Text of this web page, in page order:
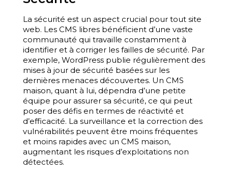
La sécurité est un aspect crucial pour tout site
web. Les CMS libres bénéficient d’une vaste
communauté qui travaille constamment à
identifier et à corriger les failles de sécurité. Par
exemple, WordPress publie régulièrement des
mises à jour de sécurité basées sur les
dernières menaces découvertes. Un CMS
maison, quant à lui, dépendra d’une petite
équipe pour assurer sa sécurité, ce qui peut
poser des défis en termes de réactivité et
d’efficacité. La surveillance et la correction des
vulnérabilités peuvent être moins fréquentes
et moins rapides avec un CMS maison,
augmentant les risques d’exploitations non
détectées.